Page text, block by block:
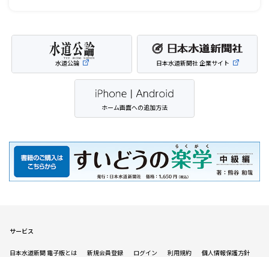
水道公論 日本水道新聞社 企業サイト
ホーム画面への追加方法
サービス
日本水道新聞 電子版とは 新規会員登録 ログイン 利用規約 個人情報保護方針